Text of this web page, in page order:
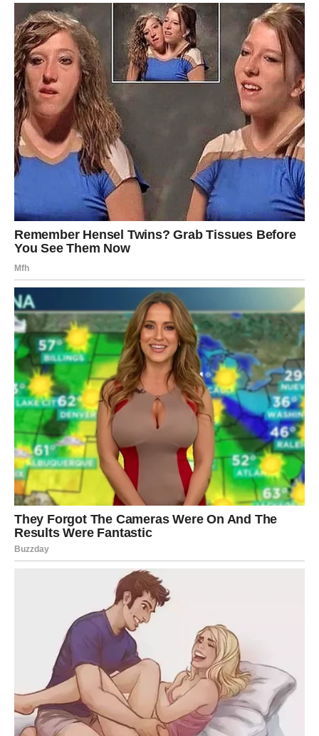
pripremate kremu. Ohlađeni puding umutiti mikserom dok ne
postane kremasto. Dodajte mascarpone sir i vanilin šećer i
promiješajte.
Posebno umutite slatku pavlaku u svijetlu pavlaku, ali pazite
da ne istučete previše ili će se svijetla pavlaka pretvoriti u
puter. Prestanite sa mešanjem kada krema prestane da klizi
po posudi. Dodati u umućen puding i lagano promešati
špatulom da se sjedini.
Dodajte mljevene lješnjake i nastavite lagano miješati dok
krema ne postane potpuno glatka. Ravnomjerno rasporedite
po kolačićima i poravnajte. Stavite tortu u frižider dok
pripremate ganache.